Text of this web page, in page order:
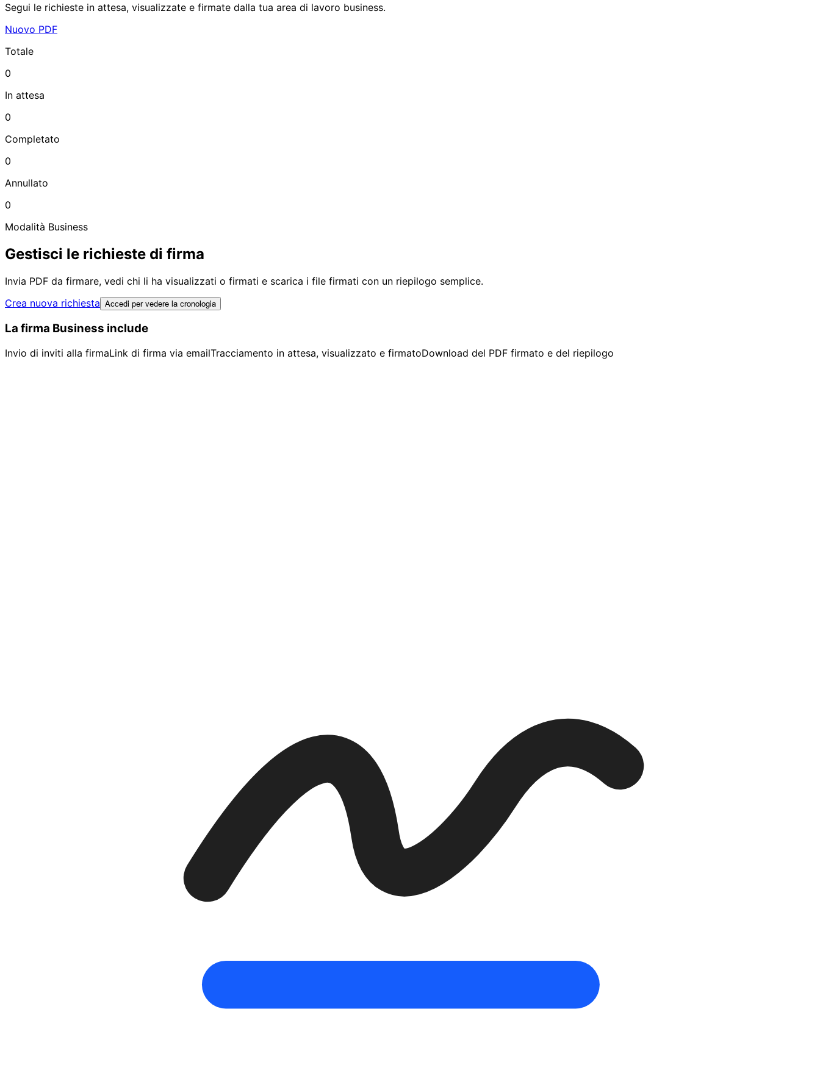
Segui le richieste in attesa, visualizzate e firmate dalla tua area di lavoro business.
Nuovo PDF
Totale
0
In attesa
0
Completato
0
Annullato
0
Modalità Business
Gestisci le richieste di firma
Invia PDF da firmare, vedi chi li ha visualizzati o firmati e scarica i file firmati con un riepilogo semplice.
Crea nuova richiesta Accedi per vedere la cronologia
La firma Business include
Invio di inviti alla firmaLink di firma via emailTracciamento in attesa, visualizzato e firmatoDownload del PDF firmato e del riepilogo